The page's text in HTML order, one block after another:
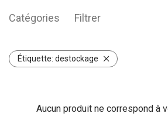
Catégories Filtrer
Étiquette: destockage
Aucun produit ne correspond à